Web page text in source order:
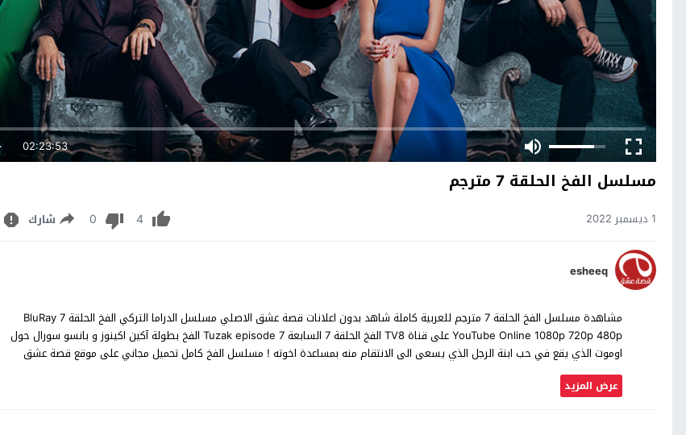
02:23:53
مسلسل الفخ الحلقة 7 مترجم
1 ديسمبر 2022 4
0 شارك
esheeq
مشاهدة مسلسل الفخ الحلقة 7 مترجم للعربية كاملة شاهد بدون اعلانات قصة عشق الاصلي مسلسل الدراما التركي الفخ الحلقة 7 BluRay
YouTube Online 1080p 720p 480p على قناة TV8 الفخ الحلقة 7 السابعة Tuzak episode 7 الفخ بطولة آكين اكينوز و بانسو سورال حول
اوموت الذي يقع في حب ابنة الرجل الذي يسعى الى الانتقام منه بمساعدة اخوته ! مسلسل الفخ كامل تحميل مجاني على موقع قصة عشق
عرض المزيد